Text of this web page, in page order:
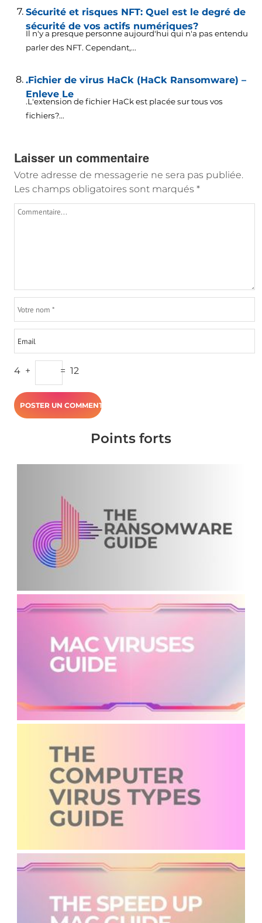
Sécurité et risques NFT: Quel est le degré de
sécurité de vos actifs numériques?
Il n'y a presque personne aujourd'hui qui n'a pas entendu
parler des NFT. Cependant,...
.Fichier de virus HaCk (HaCk Ransomware) –
Enleve Le
.L'extension de fichier HaCk est placée sur tous vos
fichiers?...
Laisser un commentaire
Votre adresse de messagerie ne sera pas publiée.
Les champs obligatoires sont marqués *
4 + = 12
Points forts